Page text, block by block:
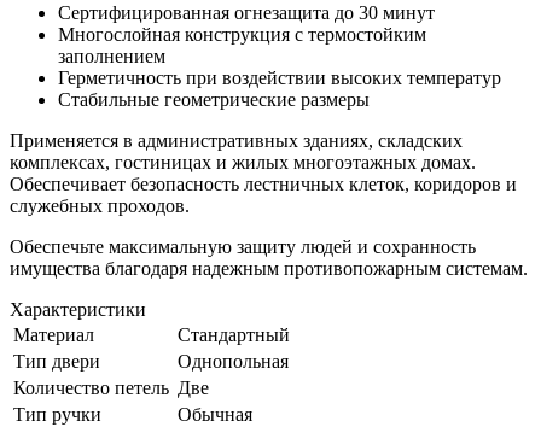
Сертифицированная огнезащита до 30 минут
Многослойная конструкция с термостойким
заполнением
Герметичность при воздействии высоких температур
Стабильные геометрические размеры
Применяется в административных зданиях, складских
комплексах, гостиницах и жилых многоэтажных домах.
Обеспечивает безопасность лестничных клеток, коридоров и
служебных проходов.
Обеспечьте максимальную защиту людей и сохранность
имущества благодаря надежным противопожарным системам.
Характеристики
Материал
Стандартный
Тип двери
Однопольная
Количество петель Две
Тип ручки
Обычная